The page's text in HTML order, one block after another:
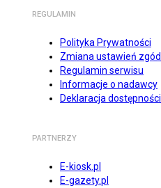
REGULAMIN
Polityka Prywatności
Zmiana ustawień zgód
Regulamin serwisu
Informacje o nadawcy
Deklaracja dostępności
PARTNERZY
E-kiosk.pl
E-gazety.pl